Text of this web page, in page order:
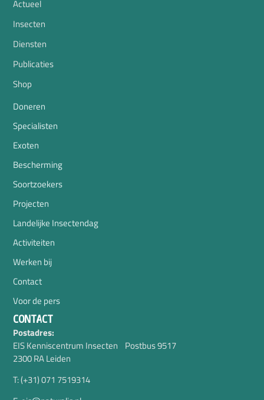
Actueel
Insecten
Diensten
Publicaties
Shop
Doneren
Specialisten
Exoten
Bescherming
Soortzoekers
Projecten
Landelijke Insectendag
Activiteiten
Werken bij
Contact
Voor de pers
CONTACT
Postadres:
EIS Kenniscentrum Insecten Postbus 9517
2300 RA Leiden
T: (+31) 071 7519314